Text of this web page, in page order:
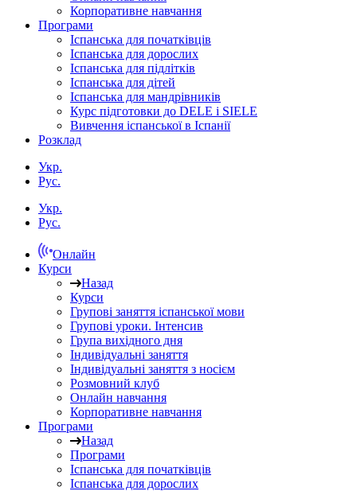
Корпоративне навчання
Програми
Іспанська для початківців
Іспанська для дорослих
Іспанська для підлітків
Іспанська для дітей
Іспанська для мандрівників
Курс підготовки до DELE і SIELE
Вивчення іспанської в Іспанії
Розклад
Укр.
Рус.
Укр.
Рус.
Онлайн
Курси
Назад
Курси
Групові заняття іспанської мови
Групові уроки. Інтенсив
Група вихідного дня
Індивідуальні заняття
Індивідуальні заняття з носієм
Розмовний клуб
Онлайн навчання
Корпоративне навчання
Програми
Назад
Програми
Іспанська для початківців
Іспанська для дорослих